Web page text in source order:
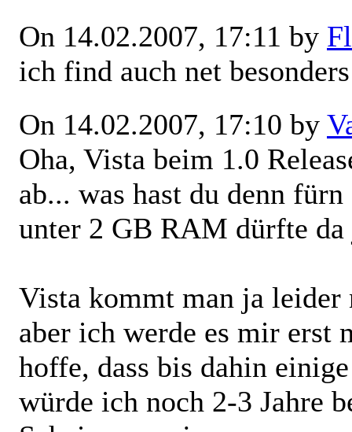
On 14.02.2007, 17:11 by
ich find auch net
On 14.02.2007, 17:10 by
Oha, Vista beim 1.0
ab... was hast du denn
unter 2 GB RAM dürfte
Vista kommt man ja
aber ich werde es mir erst
hoffe, dass bis dahin
würde ich noch 2-3 Jahre